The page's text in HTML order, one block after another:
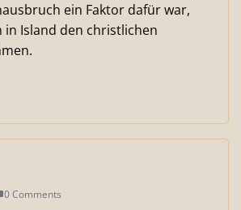
ein Faktor dafür war,
in Island den christlichen
0 Comments